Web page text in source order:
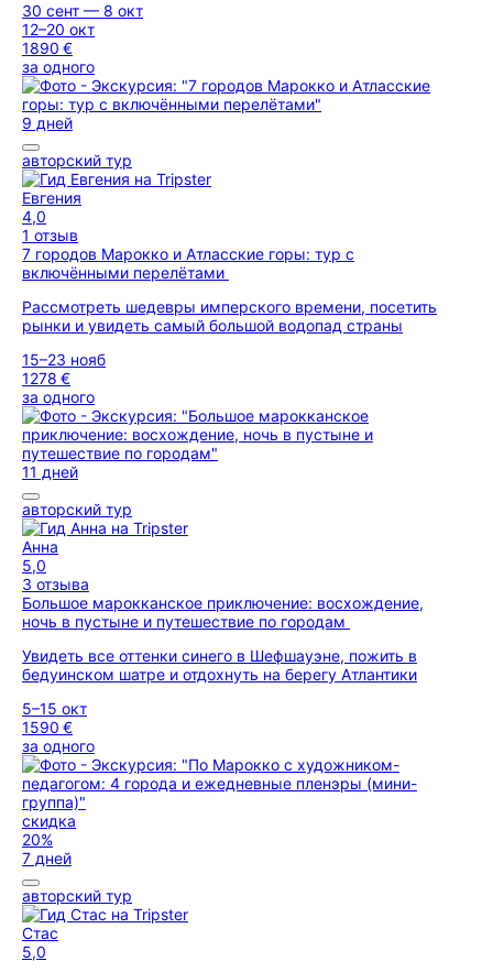
30 сент — 8 окт
12–20 окт
1890 €
за одного
9 дней
авторский тур
Евгения
4,0
1 отзыв
7 городов Марокко и Атласские горы: тур с
включёнными перелётами
Рассмотреть шедевры имперского времени, посетить
рынки и увидеть самый большой водопад страны
15–23 нояб
1278 €
за одного
11 дней
авторский тур
Анна
5,0
3 отзыва
Большое марокканское приключение: восхождение,
ночь в пустыне и путешествие по городам
Увидеть все оттенки синего в Шефшауэне, пожить в
бедуинском шатре и отдохнуть на берегу Атлантики
5–15 окт
1590 €
за одного
скидка
20%
7 дней
авторский тур
Стас
5,0